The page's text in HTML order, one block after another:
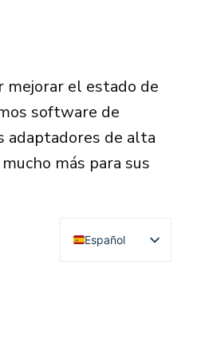
mejorar el estado de
software de
adaptadores de alta
más para sus
Español
English